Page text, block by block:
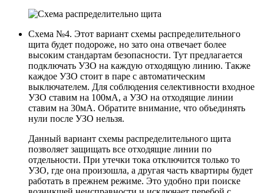
Схема №4. Этот вариант схемы распределительного
щита будет подороже, но зато она отвечает более
высоким стандартам безопасности. Тут предлагается
подключать УЗО на каждую отходящую линию. Также
каждое УЗО стоит в паре с автоматическим
выключателем. Для соблюдения селективности входное
УЗО ставим на 100мА, а УЗО на отходящие линии
ставим на 30мА. Обратите внимание, что объединять
нули после УЗО нельзя.
Данный вариант схемы распределительного щита
позволяет защищать все отходящие линии по
отдельности. При утечки тока отключится только то
УЗО, где она произошла, а другая часть квартиры будет
работать в прежнем режиме. Это удобно при поиске